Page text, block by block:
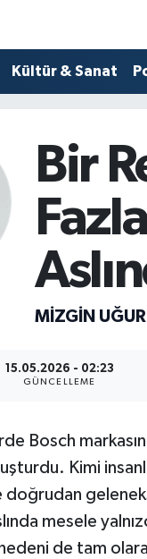
Kültür & Sanat
Bir
MIZGIN UĞUR
15.05.2026 - 02:23
GÜNCELLEME
Bosch
Kimi
mesele
de tam